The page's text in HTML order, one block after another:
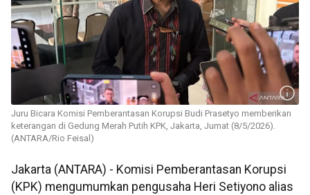
Juru Bicara Komisi Pemberantasan Korupsi Budi Prasetyo memberikan
keterangan di Gedung Merah Putih KPK, Jakarta, Jumat (8/5/2026).
(ANTARA/Rio Feisal)
Jakarta (ANTARA) - Komisi Pemberantasan Korupsi
(KPK) mengumumkan pengusaha Heri Setiyono alias